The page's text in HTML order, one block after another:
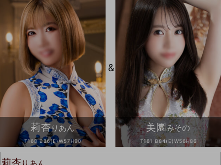
莉杏りあん
T168 B86(E)W57H90
&
美園みその
T161 B84(E)W56H86
莉杏りあん